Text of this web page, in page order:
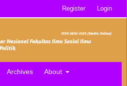
Archives About
Register Login